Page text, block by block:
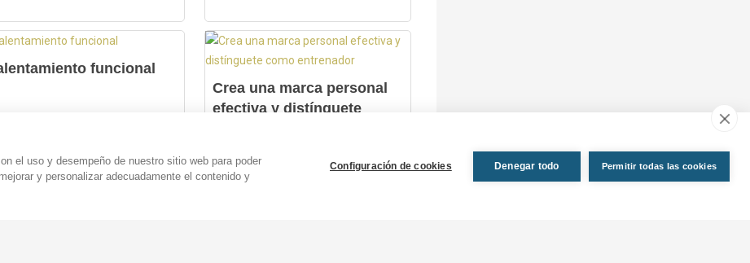
funcional
Crea una marca personal
efectiva y distínguete
(0 Comentarios)
el uso y desempeño de nuestro sitio web para poder
y personalizar adecuadamente el contenido y
Configuración de cookies Denegar todo Permitir todas las cookies